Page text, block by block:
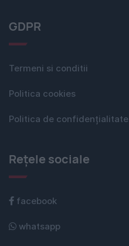
GDPR
Termeni si conditii
Politica cookies
Politica de confidențialitate
Rețele sociale
facebook
whatsapp